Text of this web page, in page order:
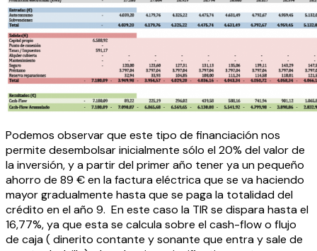
Podemos observar que este tipo de financiación nos
permite desembolsar inicialmente sólo el 20% del valor de
la inversión, y a partir del primer año tener ya un pequeño
ahorro de 89 € en la factura eléctrica que se va haciendo
mayor gradualmente hasta que se paga la totalidad del
crédito en el año 9. En este caso la TIR se dispara hasta el
16,77%, ya que esta se calcula sobre el cash-flow o flujo
de caja ( dinerito contante y sonante que entra y sale de